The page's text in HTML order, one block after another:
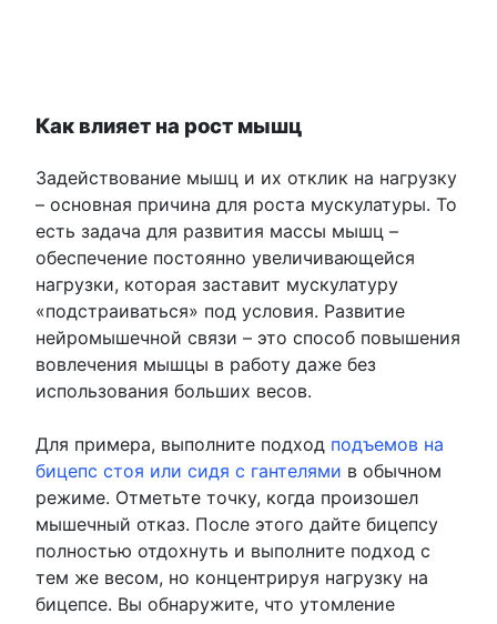
Как влияет на рост мышц
Задействование мышц и их отклик на нагрузку
– основная причина для роста мускулатуры. То
есть задача для развития массы мышц –
обеспечение постоянно увеличивающейся
нагрузки, которая заставит мускулатуру
«подстраиваться» под условия. Развитие
нейромышечной связи – это способ повышения
вовлечения мышцы в работу даже без
использования больших весов.
Для примера, выполните подход подъемов на
бицепс стоя или сидя с гантелями в обычном
режиме. Отметьте точку, когда произошел
мышечный отказ. После этого дайте бицепсу
полностью отдохнуть и выполните подход с
тем же весом, но концентрируя нагрузку на
бицепсе. Вы обнаружите, что утомление